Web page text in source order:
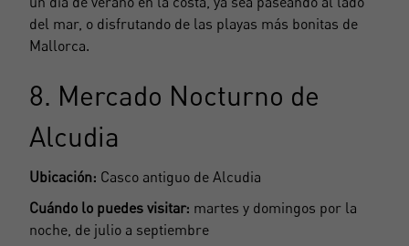
del mar, o disfrutando de las playas más bonitas de
Mallorca.
8. Mercado Nocturno de
Alcudia
Ubicación: Casco antiguo de Alcudia
Cuándo lo puedes visitar: martes y domingos por la
noche, de julio a septiembre
Mich Registrieren